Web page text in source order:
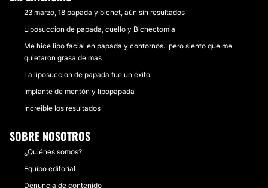
23 marzo, 18 papada y bichet, aún sin resultados
Liposuccion de papada, cuello y Bichectomia
Me hice lipo facial en papada y contornos.. pero siento que me
quietaron grasa de mas
La liposuccion de papada fue un éxito
Implante de mentón y lipopapada
Increible los resultados
SOBRE NOSOTROS
¿Quiénes somos?
Equipo editorial
Denuncia de contenido